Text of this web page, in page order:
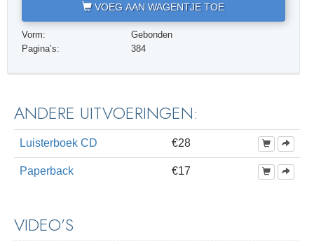
VOEG AAN WAGENTJE TOE
Vorm:
Gebonden
Pagina’s:
384
ANDERE UITVOERINGEN:
Luisterboek CD €28
Paperback €17
VIDEO’S